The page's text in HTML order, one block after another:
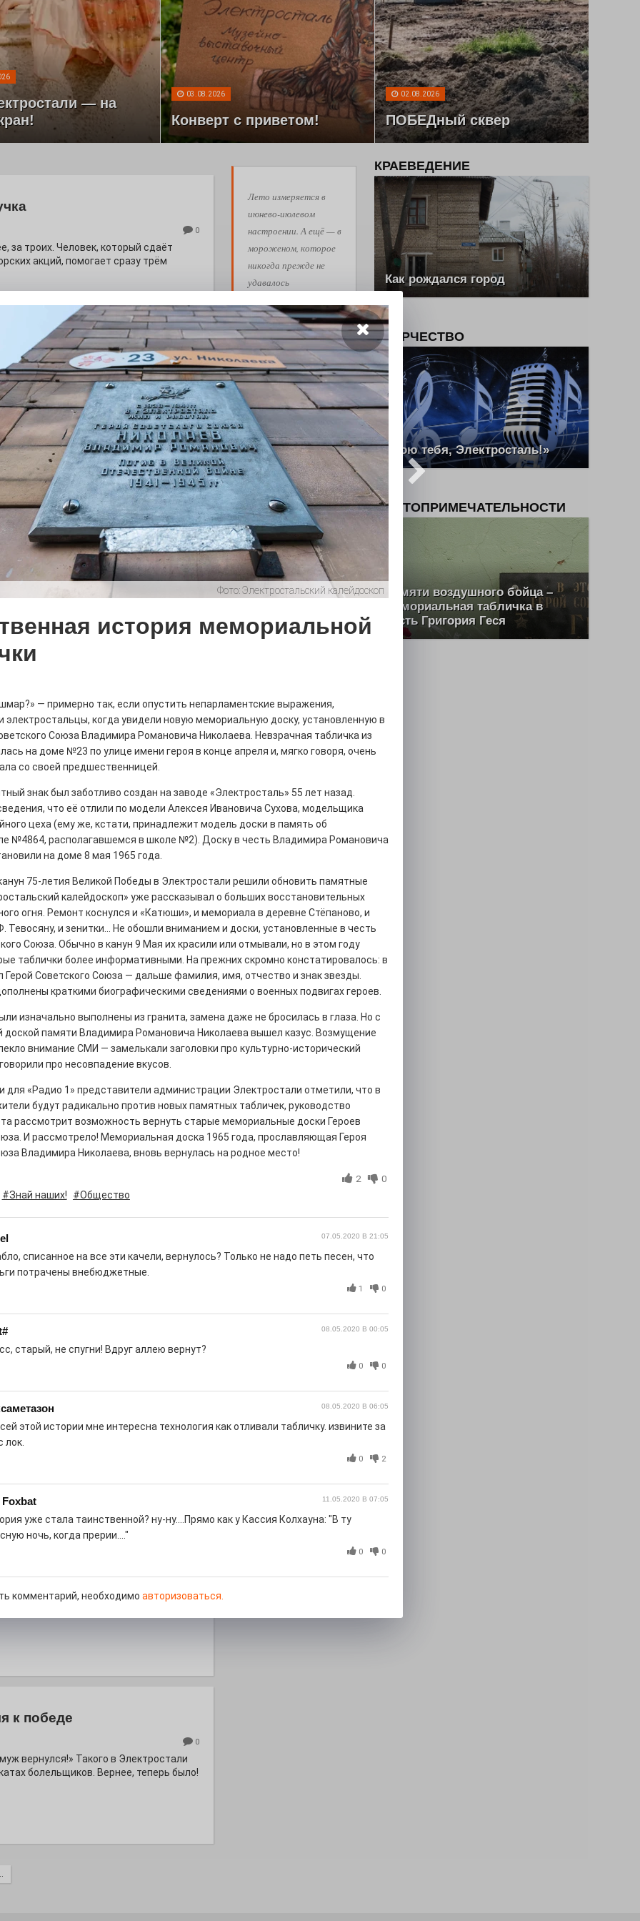
— на
03.08.2026
Конверт с приветом!
02.08.2026
ПОБЕДный сквер
Лето измеряется в
июнево-июлевом
настроении. А ещё — в
мороженом, которое
никогда прежде не
удавалось
тарелках с черешней,
от которой
невозможно
оторваться до
последней ягодки. В
количестве фоток с
закатами, которыми
забит смартфон. В
количестве
счастливых моментов,
к которым хочется
возвращаться снова и
снова. Пусть ваше
лето пройдёт так, как
вам хочется!
Обнимашки!
Ваш Эль
АФИША
поделиться
0
за троих. Человек, который сдаёт
акций, помогает сразу трём
0
июль. В Электростали утонул
платье для
подсолнуха рождается народная
0
в разрезе истории города?
правда?
литературе и детям
0
зарекомендовала себя флагманом
раз этот статус подтвердили
— одно на всех
героизма» — новый масштабный проект,
приглашает к себе
Олега Коняшина.
путешествуют по
На этой неделе электростальцев
«Районы-кварталы».
килем!
Заводская улица Горького меняет
к победе
0
вернулся!» Такого в Электростали
болельщиков. Вернее, теперь было!
КРАЕВЕДЕНИЕ
Как рождался город
ТВОРЧЕСТВО
«Пою тебя, Электросталь!»
ДОСТОПРИМЕЧАТЕЛЬНОСТИ
Памяти воздушного бойца –
мемориальная табличка в
честь Григория Геся
Фото:Электростальский калейдоскоп
история мемориальной
— примерно так, если опустить непарламентские выражения,
электростальцы, когда увидели новую мемориальную доску, установленную в
Союза Владимира Романовича Николаева. Невзрачная табличка из
на доме №23 по улице имени героя в конце апреля и, мягко говоря, очень
со своей предшественницей.
знак был заботливо создан на заводе «Электросталь» 55 лет назад.
что её отлили по модели Алексея Ивановича Сухова, модельщика
цеха (ему же, кстати, принадлежит модель доски в память об
№4864, располагавшемся в школе №2). Доску в честь Владимира Романовича
на доме 8 мая 1965 года.
75-летия Великой Победы в Электростали решили обновить памятные
калейдоскоп» уже рассказывал о больших восстановительных
огня. Ремонт коснулся и «Катюши», и мемориала в деревне Стёпаново, и
Тевосяну, и зенитки... Не обошли вниманием и доски, установленные в честь
Союза. Обычно в канун 9 Мая их красили или отмывали, но в этом году
таблички более информативными. На прежних скромно констатировалось: в
Советского Союза — дальше фамилия, имя, отчество и знак звезды.
краткими биографическими сведениями о военных подвигах героев.
изначально выполнены из гранита, замена даже не бросилась в глаза. Но с
доской памяти Владимира Романовича Николаева вышел казус. Возмущение
внимание СМИ — замелькали заголовки про культурно-исторический
про несовпадение вкусов.
для «Радио 1» представители администрации Электростали отметили, что в
будут радикально против новых памятных табличек, руководство
рассмотрит возможность вернуть старые мемориальные доски Героев
И рассмотрело! Мемориальная доска 1965 года, прославляющая Героя
Владимира Николаева, вновь вернулась на родное место!
2 0
#Знай наших! #Общество
07.05.2020 В 21:05
списанное на все эти качели, вернулось? Только не надо петь песен, что
потрачены внебюджетные.
1 0
08.05.2020 В 00:05
старый, не спугни! Вдруг аллею вернут?
0 0
08.05.2020 В 06:05
этой истории мне интересна технология как отливали табличку. извините за
лок.
0 2
11.05.2020 В 07:05
уже стала таинственной? ну-ну....Прямо как у Кассия Колхауна: "В ту
ночь, когда прерии...."
0 0
комментарий, необходимо авторизоваться.